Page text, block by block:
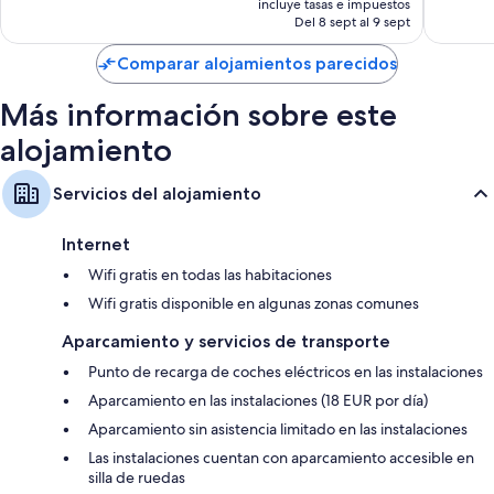
actual
de
85 €
incluye tasas e impuestos
Del 8 sept al 9 sept
Comparar alojamientos parecidos
Más información sobre este
alojamiento
Servicios del alojamiento
Internet
Wifi gratis en todas las habitaciones
Wifi gratis disponible en algunas zonas comunes
Aparcamiento y servicios de transporte
Punto de recarga de coches eléctricos en las instalaciones
Aparcamiento en las instalaciones (18 EUR por día)
Aparcamiento sin asistencia limitado en las instalaciones
Las instalaciones cuentan con aparcamiento accesible en
silla de ruedas